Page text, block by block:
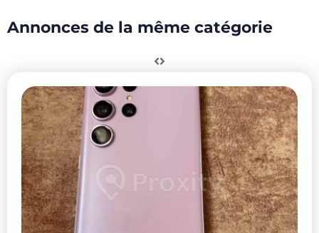
Annonces de la même catégorie